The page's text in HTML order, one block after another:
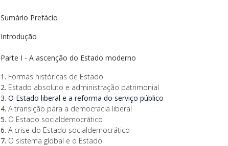
Sumário Prefácio
Introdução
Parte I - A ascenção do Estado moderno
1. Formas históricas de Estado
2. Estado absoluto e administração patrimonial
3. O Estado liberal e a reforma do serviço público
4. A transição para a democracia liberal
5. O Estado socialdemocrático
6. A crise do Estado socialdemocrático
7. O sistema global e o Estado